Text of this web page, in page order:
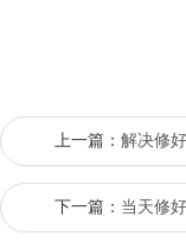
上一篇： 解决修
下一篇： 当天修